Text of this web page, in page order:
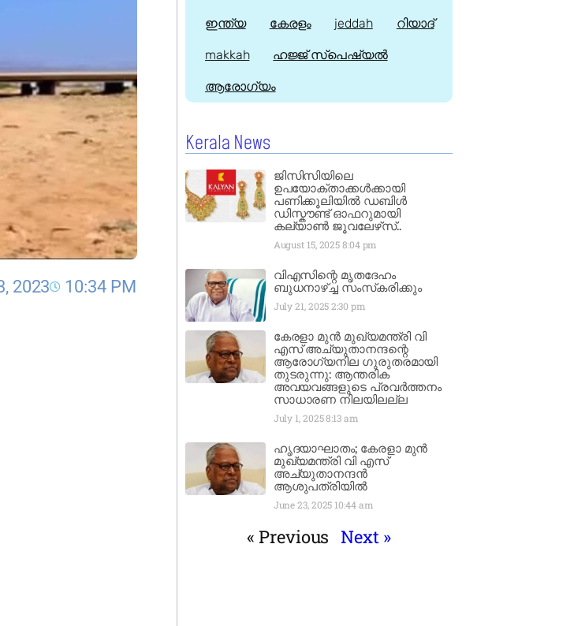
2023
10:34 PM
ഇന്ത്യ കേരളം jeddah റിയാദ്
makkah ഹജ്ജ്‌ സ്പെഷ്യൽ
ആരോഗ്യം
Kerala News
ജിസിസിയിലെ
ഉപയോക്താക്കൾക്കായി
പണിക്കൂലിയിൽ ഡബിൾ
ഡിസ്കൗണ്ട് ഓഫറുമായി
കല്യാൺ ജൂവലേഴ്‌സ്..
August 15, 20258:04 pm
വിഎസിന്റെ മൃതദേഹം
ബുധനാഴ്ച്ച സംസ്‌കരിക്കും
July 21, 20252:30 pm
കേരളാ മുൻ മുഖ്യമന്ത്രി വി
എസ് അച്യുതാനന്ദന്റെ
ആരോഗ്യനില ഗുരുതരമായി
തുടരുന്നു: ആന്തരിക
അവയവങ്ങളുടെ പ്രവർത്തനം
സാധാരണ നിലയിലല്ല
July 1, 20258:13 am
ഹൃദയാഘാതം; കേരളാ മുൻ
മുഖ്യമന്ത്രി വി എസ്
അച്യുതാനന്ദൻ
ആശുപത്രിയിൽ
June 23, 2025 10:44 am
« Previous Next »